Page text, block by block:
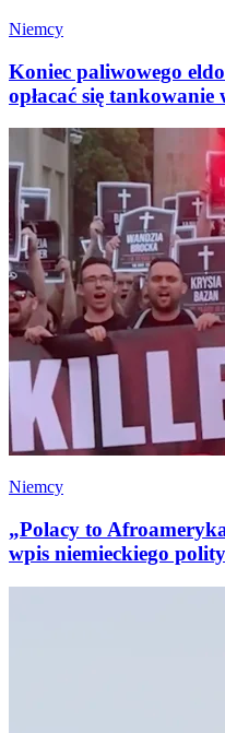
Niemcy
Koniec paliwowego
opłacać się tankowanie
Niemcy
„Polacy to
wpis niemieckiego